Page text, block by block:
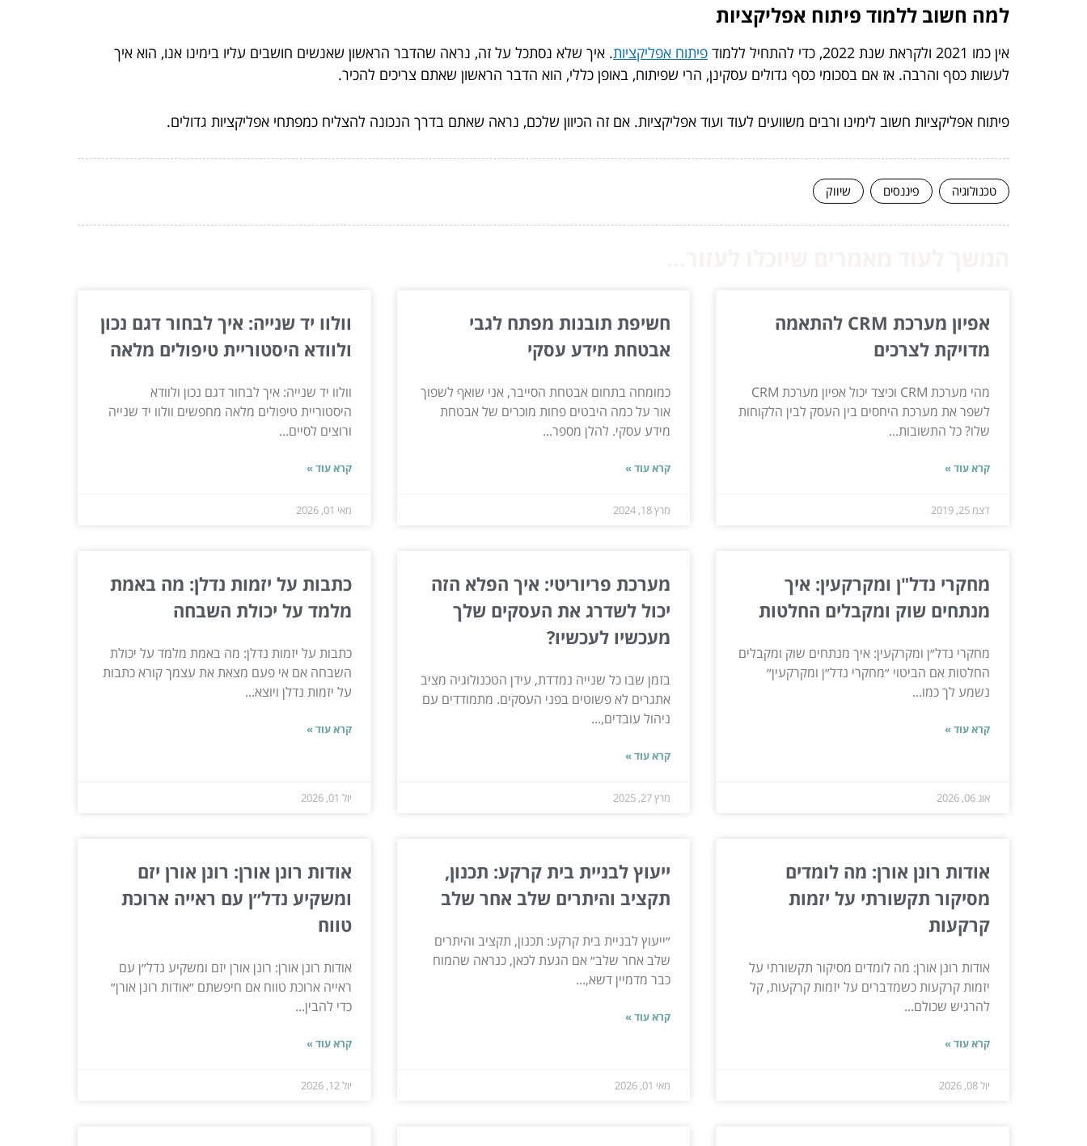
למה חשוב ללמוד פיתוח אפליקציות
אין כמו 2021 ולקראת שנת 2022, כדי להתחיל ללמוד פיתוח אפליקציות. איך שלא נסתכל על זה, נראה שהדבר הראשון שאנשים חושבים עליו בימינו אנו, הוא איך
לעשות כסף והרבה. אז אם בסכומי כסף גדולים עסקינן, הרי שפיתוח, באופן כללי, הוא הדבר הראשון שאתם צריכים להכיר.
פיתוח אפליקציות חשוב לימינו ורבים משוועים לעוד ועוד אפליקציות. אם זה הכיוון שלכם, נראה שאתם בדרך הנכונה להצליח כמפתחי אפליקציות גדולים.
טכנולוגיה פיננסים שיווק
אפיון מערכת CRM להתאמה
מדויקת לצרכים
מהי מערכת CRM וכיצד יכול אפיון מערכת CRM
לשפר את מערכת היחסים בין העסק לבין הלקוחות
שלו? כל התשובות...
קרא עוד »
דצמ 25, 2019
חשיפת תובנות מפתח לגבי
אבטחת מידע עסקי
כמומחה בתחום אבטחת הסייבר, אני שואף לשפוך
אור על כמה היבטים פחות מוכרים של אבטחת
מידע עסקי. להלן מספר...
קרא עוד »
מרץ 18, 2024
וולוו יד שנייה: איך לבחור דגם נכון
ולוודא היסטוריית טיפולים מלאה
וולוו יד שנייה: איך לבחור דגם נכון ולוודא
היסטוריית טיפולים מלאה מחפשים וולוו יד שנייה
ורוצים לסיים...
קרא עוד »
מאי 01, 2026
מחקרי נדל"ן ומקרקעין: איך
מנתחים שוק ומקבלים החלטות
מחקרי נדל״ן ומקרקעין: איך מנתחים שוק ומקבלים
החלטות אם הביטוי ״מחקרי נדל״ן ומקרקעין״
נשמע לך כמו...
קרא עוד »
אוג 06, 2026
מערכת פריוריטי: איך הפלא הזה
יכול לשדרג את העסקים שלך
מעכשיו לעכשיו?
בזמן שבו כל שנייה נמדדת, עידן הטכנולוגיה מציב
אתגרים לא פשוטים בפני העסקים. מתמודדים עם
ניהול עובדים,...
קרא עוד »
מרץ 27, 2025
כתבות על יזמות נדלן: מה באמת
מלמד על יכולת השבחה
כתבות על יזמות נדלן: מה באמת מלמד על יכולת
השבחה אם אי פעם מצאת את עצמך קורא כתבות
על יזמות נדלן ויוצא...
קרא עוד »
יול 01, 2026
אודות רונן אורן: מה לומדים
מסיקור תקשורתי על יזמות
קרקעות
אודות רונן אורן: מה לומדים מסיקור תקשורתי על
יזמות קרקעות כשמדברים על יזמות קרקעות, קל
להרגיש שכולם...
קרא עוד »
יול 08, 2026
ייעוץ לבניית בית קרקע: תכנון,
תקציב והיתרים שלב אחר שלב
״ייעוץ לבניית בית קרקע: תכנון, תקציב והיתרים
שלב אחר שלב״ אם הגעת לכאן, כנראה שהמוח
כבר מדמיין דשא,...
קרא עוד »
מאי 01, 2026
אודות רונן אורן: רונן אורן יזם
ומשקיע נדל״ן עם ראייה ארוכת
טווח
אודות רונן אורן: רונן אורן יזם ומשקיע נדל״ן עם
ראייה ארוכת טווח אם חיפשתם ״אודות רונן אורן״
כדי להבין...
קרא עוד »
יול 12, 2026